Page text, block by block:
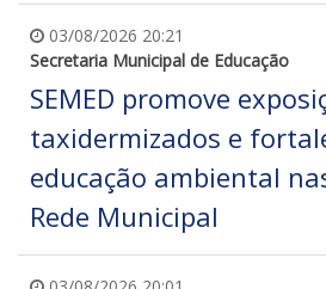
03/08/2026 20:21
Secretaria Municipal de Educação
SEMED promove
taxidermizados e
educação ambiental
Rede Municipal